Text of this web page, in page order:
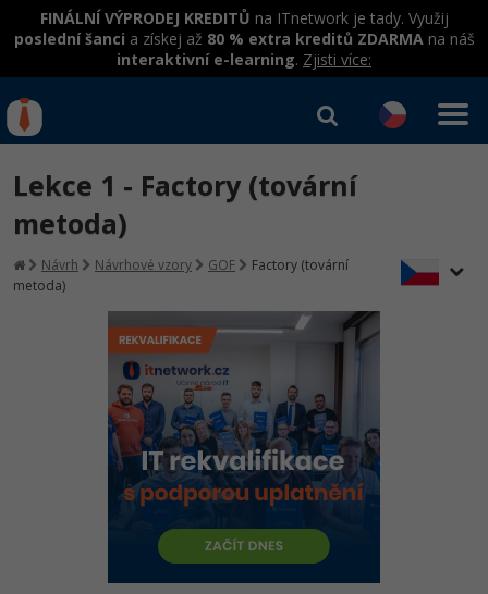
FINÁLNÍ VÝPRODEJ KREDITŮ na ITnetwork je tady. Využij
poslední šanci a získej až 80 % extra kreditů ZDARMAna náš
interaktivní e-learning. Zjisti více:
Rekvalifikace a kurzy
hrazené úřadem práce
Workshopy zdarma
Umělá inteligence v praxi
Datová analýza v praxi
Školení
Základy programování
Objektové programování - OOP
Umělá inteligence
HTML5, CSS3, Bootstrap, SEO
SQL a databáze
Školení dle technologií
C# .NET
Java
JavaScript
Kurzy IT profesí
Programátor WWW aplikací
Senior programátor
Front-end developer
Vývojář mobilních aplikací
Specialista na AI a bigdata
Kurzy programování
Jak začít?
Java -80%
C#.NET -80%
Python -80%
JavaScript -80%
Přihlásit se | Registrovat
Lekce 1 - Factory (tovární
metoda)
Návrh Návrhové vzory GOF
Factory (tovární
metoda)